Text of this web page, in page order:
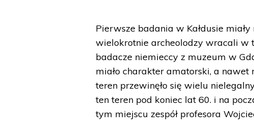
Pierwsze badania w Kałdusie
wielokrotnie archeolodzy wracali w
badacze niemieccy z muzeum w
miało charakter amatorski, a
teren przewinęło się wielu
ten teren pod koniec lat 60. i na
tym miejscu zespół profesora